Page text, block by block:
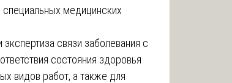
медицинских
связи заболевания с
состояния здоровья
видов работ, а также для